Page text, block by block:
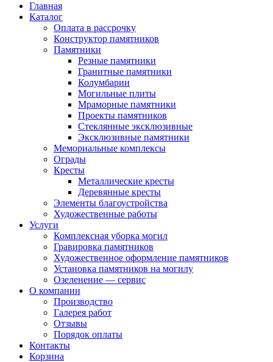
Главная
Каталог
Оплата в рассрочку
Конструктор памятников
Памятники
Резные памятники
Гранитные памятники
Колумбарии
Могильные плиты
Мраморные памятники
Проекты памятников
Стеклянные эксклюзивные
Эксклюзивные памятники
Мемориальные комплексы
Ограды
Кресты
Металлические кресты
Деревянные кресты
Элементы благоустройства
Художественные работы
Услуги
Комплексная уборка могил
Гравировка памятников
Художественное оформление памятников
Установка памятников на могилу
Озеленение — сервис
О компании
Производство
Галерея работ
Отзывы
Порядок оплаты
Контакты
Корзина